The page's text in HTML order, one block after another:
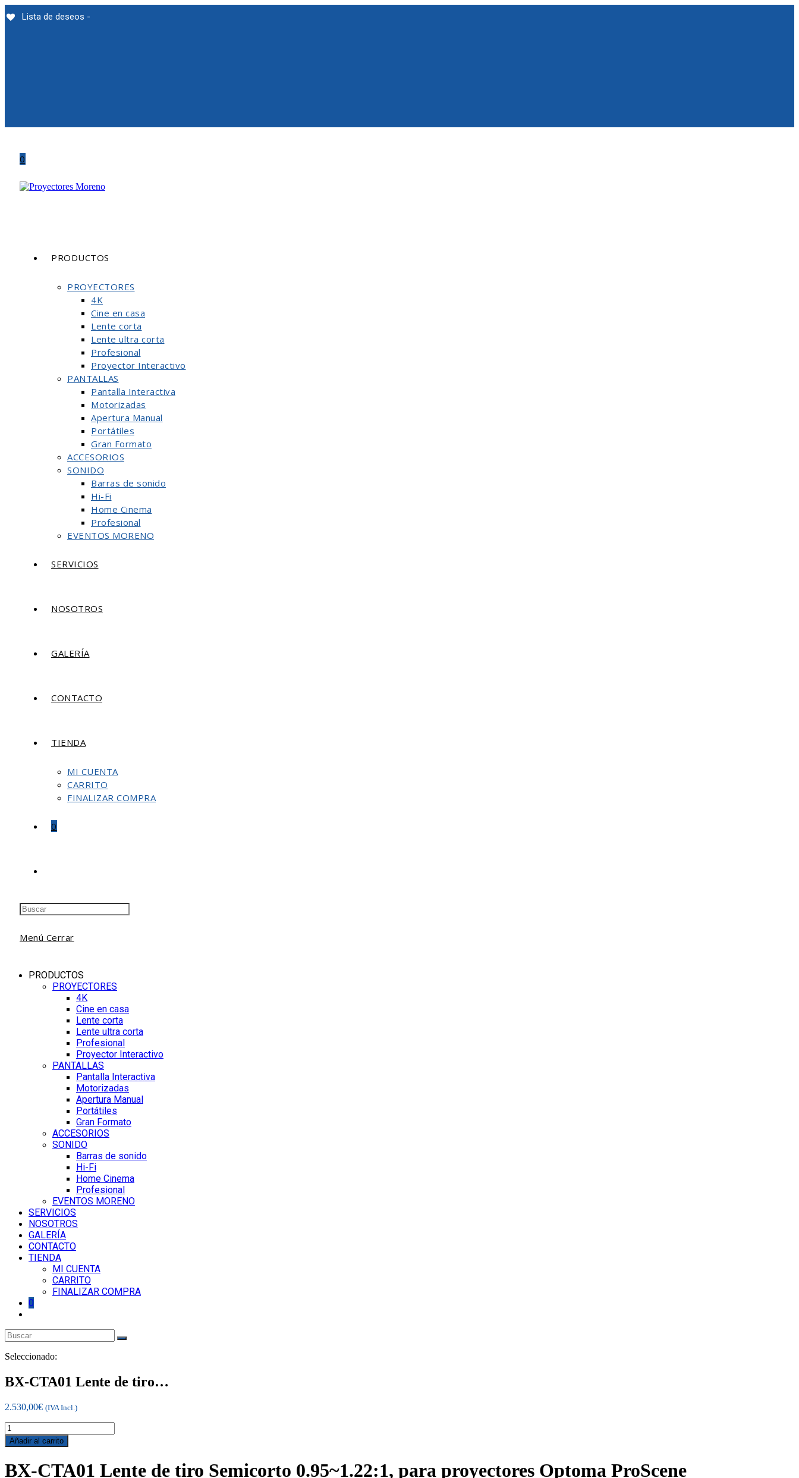
al
Lista de deseos -
0
PRODUCTOS
PROYECTORES
4K
Cine en casa
Lente corta
Lente ultra corta
Profesional
Proyector Interactivo
PANTALLAS
Pantalla Interactiva
Motorizadas
Apertura Manual
Portátiles
Gran Formato
ACCESORIOS
SONIDO
Barras de sonido
Hi-Fi
Home Cinema
Profesional
EVENTOS MORENO
SERVICIOS
NOSOTROS
GALERÍA
CONTACTO
TIENDA
MI CUENTA
CARRITO
FINALIZAR COMPRA
0
Buscar:
Menú Cerrar
PRODUCTOS
PROYECTORES
4K
Cine en casa
Lente corta
Lente ultra corta
Profesional
Proyector Interactivo
PANTALLAS
Pantalla Interactiva
Motorizadas
Apertura Manual
Portátiles
Gran Formato
ACCESORIOS
SONIDO
Barras de sonido
Hi-Fi
Home Cinema
Profesional
EVENTOS MORENO
SERVICIOS
NOSOTROS
GALERÍA
CONTACTO
TIENDA
MI CUENTA
CARRITO
FINALIZAR COMPRA
0
Seleccionado:
BX-CTA01 Lente de tiro…
2.530,00€ (IVA Incl.)
BX-
CTA01
Lente
tiro
Añadir al carrito
BX-CTA01 Lente de tiro Semicorto 0.95~1.22:1, para proyectores Optoma ProScene